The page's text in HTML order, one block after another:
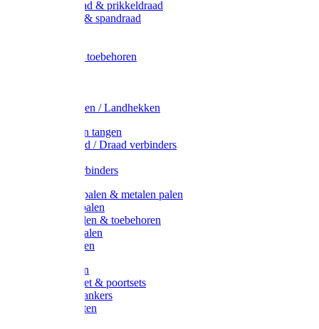
Metaal draad & prikkeldraad
Binddraad & spandraad
Afrasternet toebehoren
Weidehekken / Landhekken
Spanners en tangen
Lint / Koord / Draad verbinders
Litzclip verbinders
Recycling palen & metalen palen
Kunststof palen
T-Post t-palen & toebehoren
Glasfiber palen
Houten palen
Poortgrepen
Doorgangset & poortsets
Poortgreepankers
Weidepoorten